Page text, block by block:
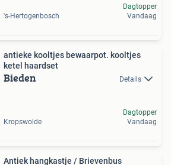
's-Hertogenbosch
Dagtopper
Vandaag
antieke kooltjes bewaarpot. kooltjes
ketel haardset
Bieden Details
Kropswolde
Dagtopper
Vandaag
Antiek hangkastje / Brievenbus